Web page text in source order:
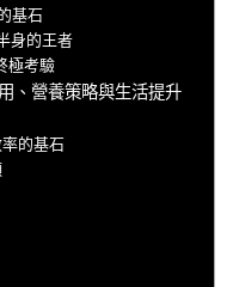
基石
身的王者
極考驗
、營養策略與生活提升
的基石